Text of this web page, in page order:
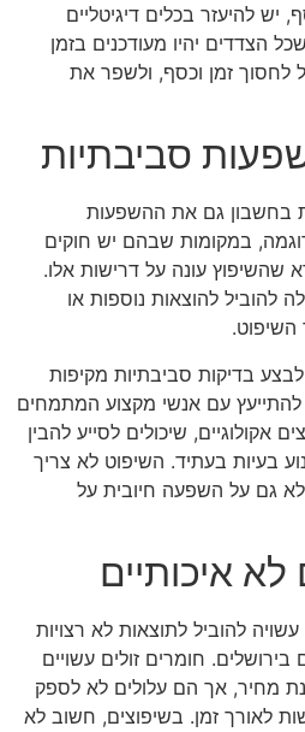
יש להיעזר בכלים דיגיטליים
הצדדים יהיו מעודכנים בזמן
לחסוך זמן וכסף, ולשפר את
סביבתיות
בחשבון גם את ההשפעות
במקומות שבהם יש חוקים
שהשיפוץ עונה על דרישות אלו.
להוביל להוצאות נוספות או
השיפוט.
בדיקות סביבתיות מקיפות
להתייעץ עם אנשי מקצוע המתמחים
אקולוגיים, שיכולים לסייע להבין
בעיות בעתיד. השיפוט לא צריך
גם על השפעה חיובית על
איכותיים
להוביל לתוצאות לא רצויות
חומרים זולים עשויים
מחיר, אך הם עלולים לא לספק
לאורך זמן. בשיפוצים, חשוב לא